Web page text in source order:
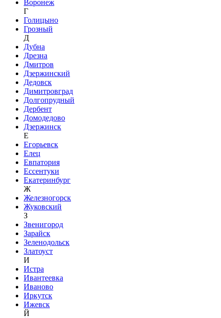
Воронеж
Г
Голицыно
Грозный
Д
Дубна
Дрезна
Дмитров
Дзержинский
Дедовск
Димитровград
Долгопрудный
Дербент
Домодедово
Дзержинск
Е
Егорьевск
Елец
Евпатория
Ессентуки
Екатеринбург
Ж
Железногорск
Жуковский
З
Звенигород
Зарайск
Зеленодольск
Златоуст
И
Истра
Ивантеевка
Иваново
Иркутск
Ижевск
Й